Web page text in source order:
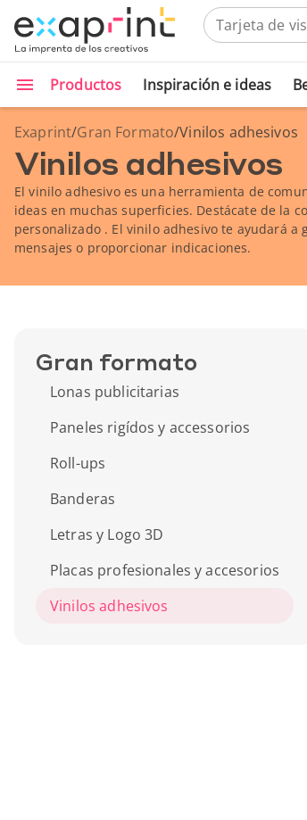
Productos Inspiración e ideas
Exaprint/Gran Formato/Vinilos adhesivos
Vinilos adhesivos
El vinilo adhesivo es una herramienta de
ideas en muchas superficies. Destácate de la
personalizado . El vinilo adhesivo te ayudará
mensajes o proporcionar indicaciones.
Gran formato
Lonas publicitarias
Paneles rigídos y accessorios
Roll-ups
Banderas
Letras y Logo 3D
Placas profesionales y accesorios
Vinilos adhesivos